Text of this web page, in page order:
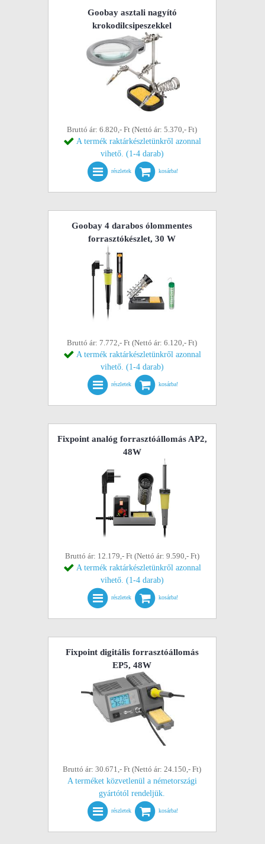
Goobay asztali nagyító
krokodilcsipeszekkel
Bruttó ár: 6.820,- Ft (Nettó ár: 5.370,- Ft)
A termék raktárkészletünkről azonnal
vihető. (1-4 darab)
részletek kosárba!
Goobay 4 darabos ólommentes
forrasztókészlet, 30 W
Bruttó ár: 7.772,- Ft (Nettó ár: 6.120,- Ft)
A termék raktárkészletünkről azonnal
vihető. (1-4 darab)
részletek kosárba!
Fixpoint analóg forrasztóállomás AP2,
48W
Bruttó ár: 12.179,- Ft (Nettó ár: 9.590,- Ft)
A termék raktárkészletünkről azonnal
vihető. (1-4 darab)
részletek kosárba!
Fixpoint digitális forrasztóállomás
EP5, 48W
Bruttó ár: 30.671,- Ft (Nettó ár: 24.150,- Ft)
A terméket közvetlenül a németországi
gyártótól rendeljük.
részletek kosárba!